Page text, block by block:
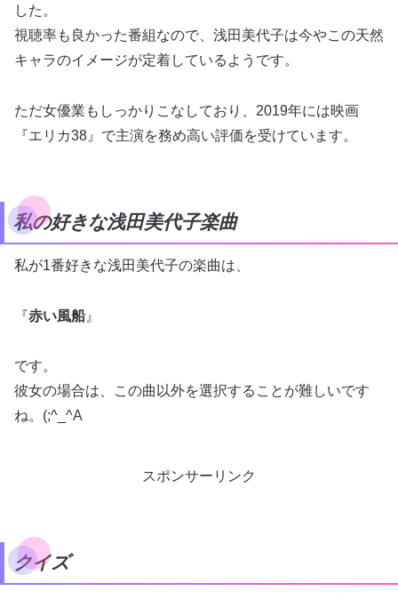
した。
視聴率も良かった番組なので、浅田美代子は今やこの天然
キャラのイメージが定着しているようです。
ただ女優業もしっかりこなしており、2019年には映画
『エリカ38』で主演を務め高い評価を受けています。
私の好きな浅田美代子楽曲
私が1番好きな浅田美代子の楽曲は、
『赤い風船』
です。
彼女の場合は、この曲以外を選択することが難しいです
ね。(;^_^A
スポンサーリンク
クイズ